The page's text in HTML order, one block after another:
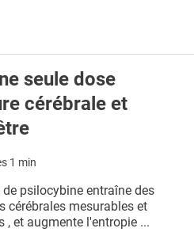
seule dose
cérébrale et
1 min
psilocybine entraîne des
mesurables et
et augmente l'entropie ...